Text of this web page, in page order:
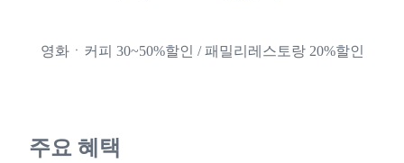
영화ㆍ커피 30~50%할인 / 패밀리레스토랑 20%할인
주요 혜택